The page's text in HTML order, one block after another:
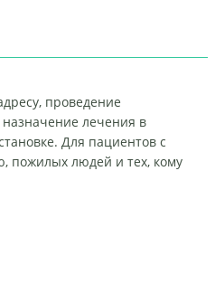
проведение
назначение лечения в
Для пациентов с
пожилых людей и тех, кому